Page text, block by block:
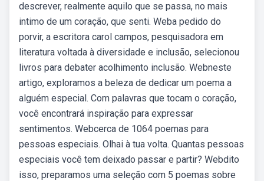
descrever, realmente aquilo que se passa, no mais
intimo de um coração, que senti. Weba pedido do
porvir, a escritora carol campos, pesquisadora em
literatura voltada à diversidade e inclusão, selecionou
livros para debater acolhimento inclusão. Webneste
artigo, exploramos a beleza de dedicar um poema a
alguém especial. Com palavras que tocam o coração,
você encontrará inspiração para expressar
sentimentos. Webcerca de 1064 poemas para
pessoas especiais. Olhai à tua volta. Quantas pessoas
especiais você tem deixado passar e partir? Webdito
isso, preparamos uma seleção com 5 poemas sobre